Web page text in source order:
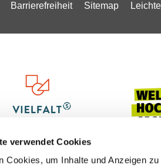
verwendet Cookies
Cookies, um Inhalte und Anzeigen
Barrierefreiheit Sitemap